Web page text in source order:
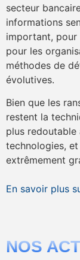
secteur
informations
important, pour
pour les
méthodes de
évolutives.
Bien que les
restent la
plus redoutable
technologies,
extrêmement
En savoir plus
NOS